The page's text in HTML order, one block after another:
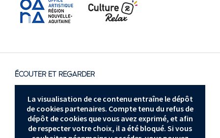
ÉCOUTER ET REGARDER
La visualisation de ce contenu entraîne le dépôt
de cookies partenaires. Compte tenu du refus de
dépôt de cookies que vous avez exprimé, et afin
de respecter votre choix, il a été bloqué. Si vous